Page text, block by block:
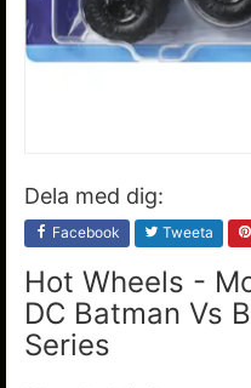
Dela med dig:
Facebook Tweeta
Hot Wheels -
DC Batman Vs
Series